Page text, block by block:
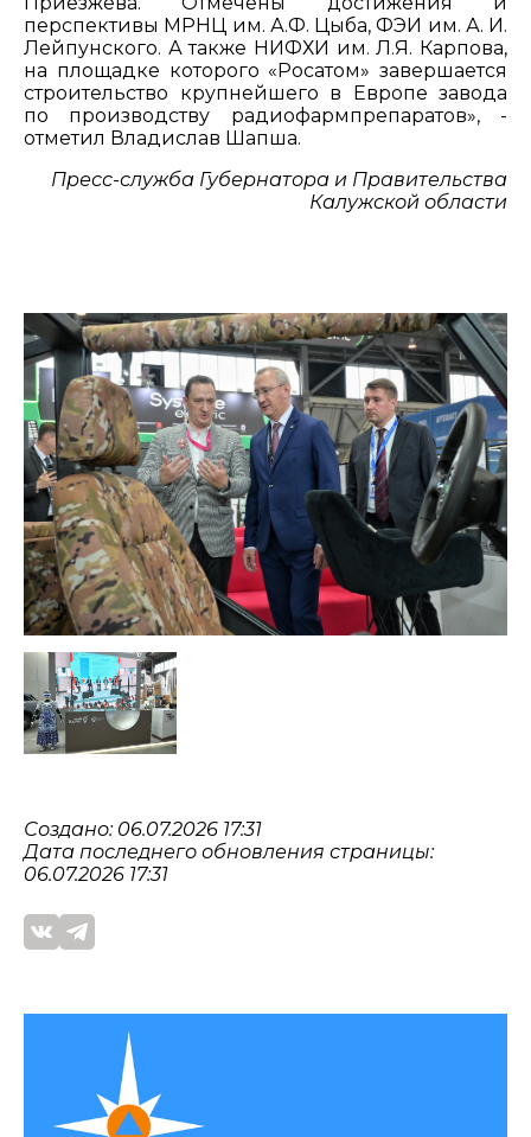
перспективы МРНЦ им. А.Ф. Цыба, ФЭИ им. А. И.
Лейпунского. А также НИФХИ им. Л.Я. Карпова,
на площадке которого «Росатом» завершается
строительство крупнейшего в Европе завода
по производству радиофармпрепаратов», -
отметил Владислав Шапша.
Пресс-служба Губернатора и Правительства
Калужской области
Создано: 06.07.2026 17:31
Дата последнего обновления страницы:
06.07.2026 17:31